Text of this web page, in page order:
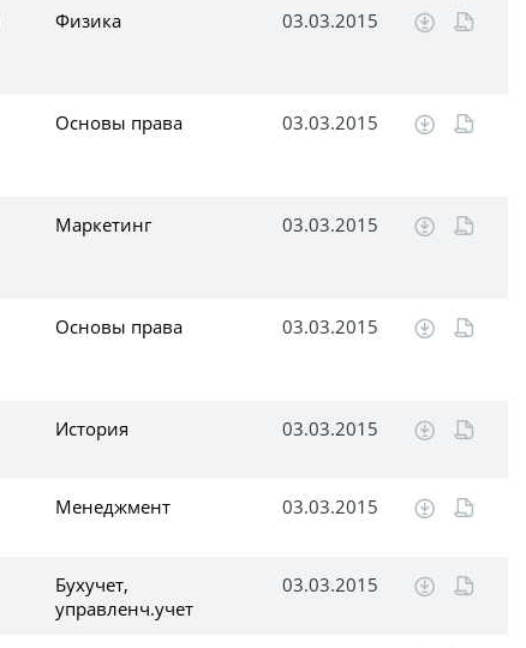
Физика 03.03.2015
Основы права 03.03.2015
Маркетинг 03.03.2015
Основы права 03.03.2015
История 03.03.2015
Менеджмент 03.03.2015
Бухучет,
управленч.учет
03.03.2015